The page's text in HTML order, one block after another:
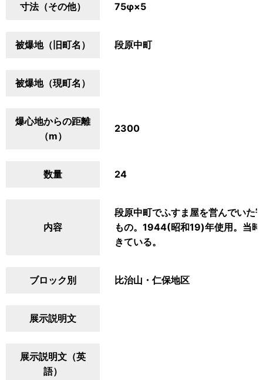
寸法（その他） 75φ×5
被爆地（旧町名） 段原中町
被爆地（現町名）
爆心地からの距離
（m）
2300
数量 24
内容
段原中町でふすま屋を営んでいた
もの。1944(昭和19)年使用。当
きている。
ブロック別 比治山・仁保地区
展示説明文
展示説明文（英
語）